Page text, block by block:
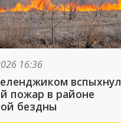
16:36
вспыхнул
пожар в районе
бездны